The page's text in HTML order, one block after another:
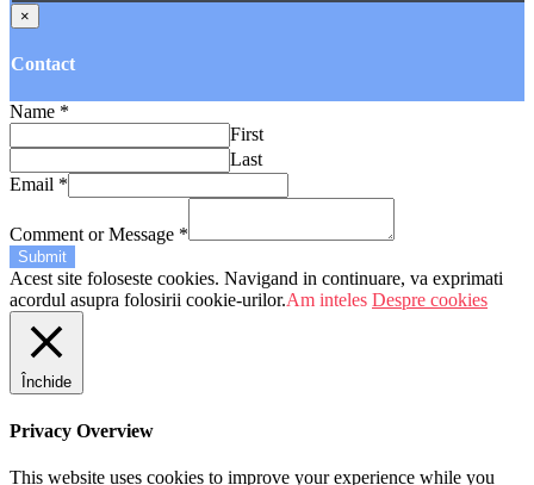
×
Contact
Name *
First
Last
Email *
Comment or Message *
Submit
Acest site foloseste cookies. Navigand in continuare, va exprimati
acordul asupra folosirii cookie-urilor.Am inteles Despre cookies
Închide
Privacy Overview
This website uses cookies to improve your experience while you